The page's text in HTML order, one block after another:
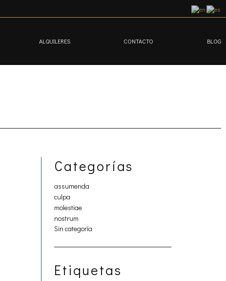
ALQUILERES CONTACTO BLOG
Categorías
assumenda
culpa
molestiae
nostrum
Sin categoría
Etiquetas